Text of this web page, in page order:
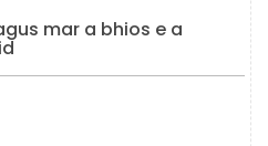
mar a bhios e a